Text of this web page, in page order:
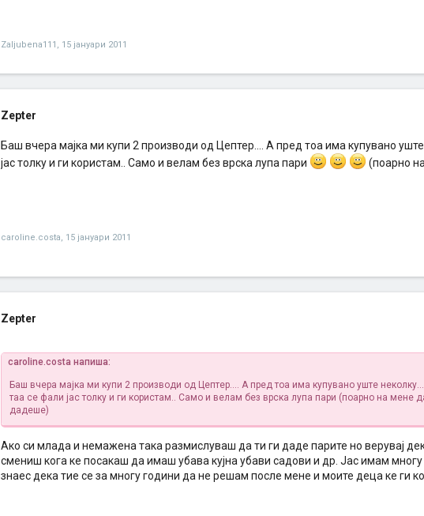
Zaljubena111 , 15 јануари 2011
Zepter
Баш вчера мајка ми купи 2 производи од Цептер.... А пред тоа има купувано
јас толку и ги користам.. Само и велам без врска лупа пари
(поарно
caroline.costa, 15 јануари 2011
Zepter
caroline.costa напиша:
Баш вчера мајка ми купи 2 производи од Цептер.... А пред тоа има купувано уште
таа се фали јас толку и ги користам.. Само и велам без врска лупа пари (поарно на мене
дадеше)
Ако си млада и немажена така размислуваш да ти ги даде парите но верувај
смениш кога ке посакаш да имаш убава кујна убави садови и др. Јас имам
знаес дека тие се за многу години да не решам после мене и моите деца ке ги